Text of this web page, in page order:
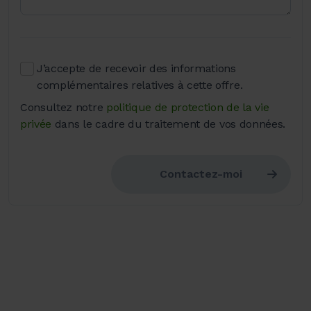
J’accepte de recevoir des informations
complémentaires relatives à cette offre.
Consultez notre politique de protection de la vie
privée dans le cadre du traitement de vos données.
Contactez-moi